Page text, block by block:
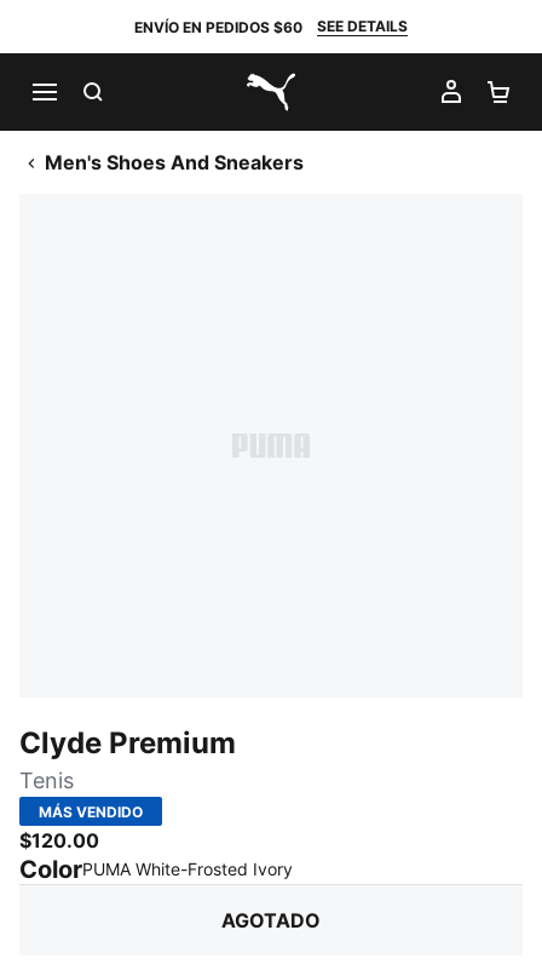
ENVÍO EN PEDIDOS $60 SEE DETAILS
PUMA.com
MI
Men's Shoes And Sneakers
Clyde Premium
Tenis
MÁS VENDIDO
$120.00
ColorPUMA White-Frosted Ivory:
AGOTADO